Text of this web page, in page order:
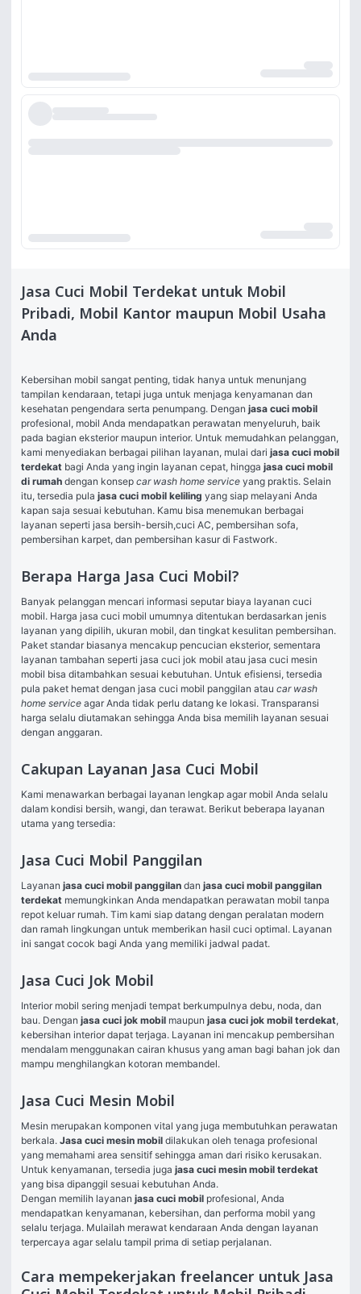
Jasa Cuci Mobil Terdekat untuk Mobil
Pribadi, Mobil Kantor maupun Mobil Usaha
Anda
Kebersihan mobil sangat penting, tidak hanya untuk menunjang
tampilan kendaraan, tetapi juga untuk menjaga kenyamanan dan
kesehatan pengendara serta penumpang. Dengan jasa cuci mobil
profesional, mobil Anda mendapatkan perawatan menyeluruh, baik
pada bagian eksterior maupun interior. Untuk memudahkan pelanggan,
kami menyediakan berbagai pilihan layanan, mulai dari jasa cuci mobil
terdekat bagi Anda yang ingin layanan cepat, hingga jasa cuci mobil
di rumah dengan konsep car wash home service yang praktis. Selain
itu, tersedia pula jasa cuci mobil keliling yang siap melayani Anda
kapan saja sesuai kebutuhan. Kamu bisa menemukan berbagai
layanan seperti jasa bersih-bersih,cuci AC, pembersihan sofa
pembersihan karpet, dan pembersihan kasur di Fastwork.
Berapa Harga Jasa Cuci Mobil?
Banyak pelanggan mencari informasi seputar biaya layanan cuci
mobil. Harga jasa cuci mobil umumnya ditentukan berdasarkan jenis
layanan yang dipilih, ukuran mobil, dan tingkat kesulitan pembersihan.
Paket standar biasanya mencakup pencucian eksterior, sementara
layanan tambahan seperti jasa cuci jok mobil atau jasa cuci mesin
mobil bisa ditambahkan sesuai kebutuhan. Untuk efisiensi, tersedia
pula paket hemat dengan jasa cuci mobil panggilan atau car wash
home service agar Anda tidak perlu datang ke lokasi. Transparansi
harga selalu diutamakan sehingga Anda bisa memilih layanan sesuai
dengan anggaran.
Cakupan Layanan Jasa Cuci Mobil
Kami menawarkan berbagai layanan lengkap agar mobil Anda selalu
dalam kondisi bersih, wangi, dan terawat. Berikut beberapa layanan
utama yang tersedia:
Jasa Cuci Mobil Panggilan
Layanan jasa cuci mobil panggilan dan jasa cuci mobil panggilan
terdekat memungkinkan Anda mendapatkan perawatan mobil tanpa
repot keluar rumah. Tim kami siap datang dengan peralatan modern
dan ramah lingkungan untuk memberikan hasil cuci optimal. Layanan
ini sangat cocok bagi Anda yang memiliki jadwal padat.
Jasa Cuci Jok Mobil
Interior mobil sering menjadi tempat berkumpulnya debu, noda, dan
bau. Dengan jasa cuci jok mobil maupun jasa cuci jok mobil terdekat,
kebersihan interior dapat terjaga. Layanan ini mencakup pembersihan
mendalam menggunakan cairan khusus yang aman bagi bahan jok dan
mampu menghilangkan kotoran membandel.
Jasa Cuci Mesin Mobil
Mesin merupakan komponen vital yang juga membutuhkan perawatan
berkala. Jasa cuci mesin mobil dilakukan oleh tenaga profesional
yang memahami area sensitif sehingga aman dari risiko kerusakan.
Untuk kenyamanan, tersedia juga jasa cuci mesin mobil terdekat
yang bisa dipanggil sesuai kebutuhan Anda.
Dengan memilih layanan jasa cuci mobil profesional, Anda
mendapatkan kenyamanan, kebersihan, dan performa mobil yang
selalu terjaga. Mulailah merawat kendaraan Anda dengan layanan
terpercaya agar selalu tampil prima di setiap perjalanan.
Cara mempekerjakan freelancer untuk Jasa